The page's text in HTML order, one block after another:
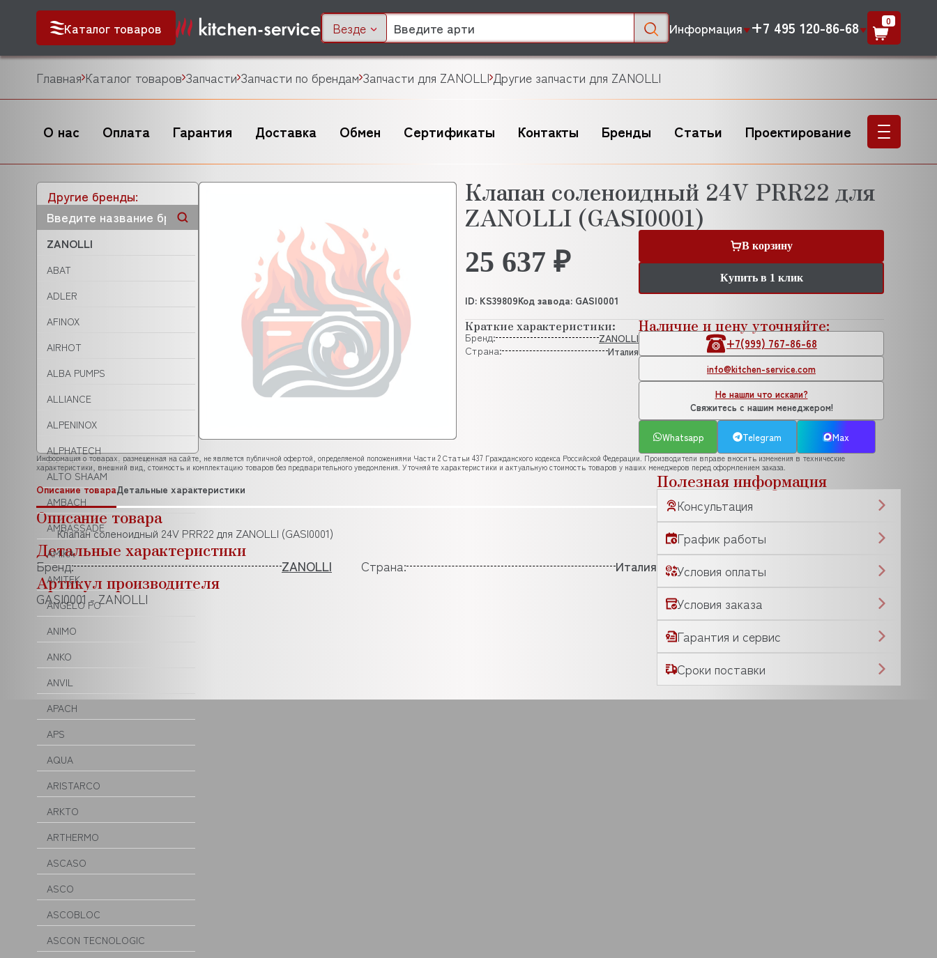
Каталог товаров Везде Информация +7 495 120-86-68 0
Главная Каталог товаров Запчасти Запчасти по брендам Запчасти для ZANOLLI Другие запчасти для ZANOLLI
О нас Оплата Гарантия Доставка Обмен Сертификаты Контакты Бренды Статьи Проектирование
Другие бренды:
ZANOLLI
ABAT
ADLER
AFINOX
AIRHOT
ALBA PUMPS
ALLIANCE
ALPENINOX
ALPHATECH
ALTO SHAAM
AMBACH
AMBASSADE
AMIKA
AMITEK
ANGELO PO
ANIMO
ANKO
ANVIL
APACH
APS
AQUA
ARISTARCO
ARKTO
ARTHERMO
ASCASO
ASCO
ASCOBLOC
ASCON TECNOLOGIC
Клапан соленоидный 24V PRR22 для
ZANOLLI (GASI0001)
25 637 ₽
В корзину
Купить в 1 клик
ID: KS39809Код завода: GASI0001
Краткие характеристики:
Бренд:
ZANOLLI
Страна:
Италия
Наличие и цену уточняйте:
+7(999) 767-86-68
info@kitchen-service.com
Не нашли что искали?
Свяжитесь с нашим менеджером!
Whatsapp Telegram Max
Информация о товарах, размещенная на сайте, не является публичной офертой, определяемой положениями Части 2 Статьи 437 Гражданского кодекса Российской Федерации. Производители вправе вносить изменения в технические
характеристики, внешний вид, стоимость и комплектацию товаров без предварительного уведомления. Уточняйте характеристики и актуальную стоимость товаров у наших менеджеров перед оформлением заказа.
Описание товараДетальные характеристики
Описание товара
Клапан соленоидный 24V PRR22 для ZANOLLI (GASI0001)
Детальные характеристики
Бренд: ZANOLLI Страна: Италия
Артикул производителя
GASI0001 - ZANOLLI
Полезная информация
Консультация
График работы
Условия оплаты
Условия заказа
Гарантия и сервис
Сроки поставки